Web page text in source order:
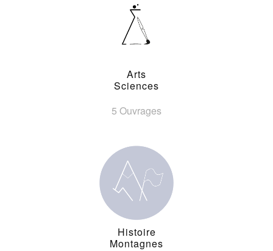
Arts
Sciences
5 Ouvrages
Histoire
Montagnes